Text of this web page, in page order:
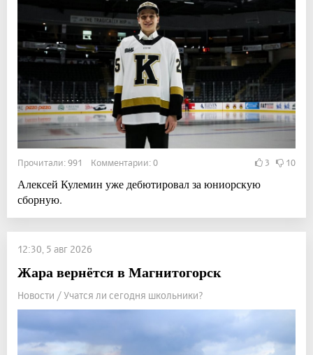
Прочитали: 991 Комментарии: 0 3 10
Алексей Кулемин уже дебютировал за юниорскую
сборную.
12:30, 5 авг 2026
Жара вернётся в Магнитогорск
Новости / Учатся ли сегодня школьники?